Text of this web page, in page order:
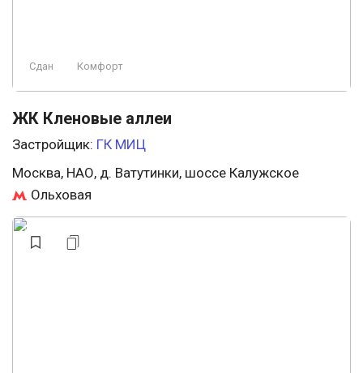
Сдан Комфорт
ЖК Кленовые аллеи
Застройщик: ГК МИЦ
Москва, НАО, д. Ватутинки, шоссе Калужское
Ольховая